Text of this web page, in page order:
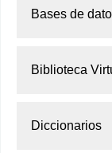
Bases de
Biblioteca
Diccionarios